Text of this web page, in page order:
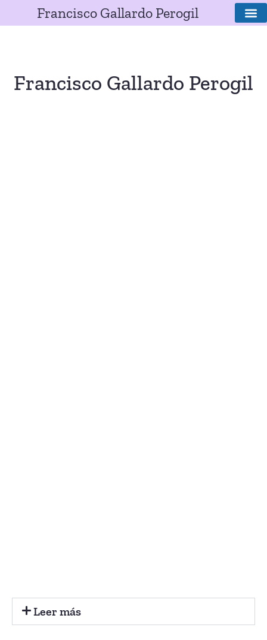
Francisco Gallardo Perogil
Francisco Gallardo Perogil
Leer más